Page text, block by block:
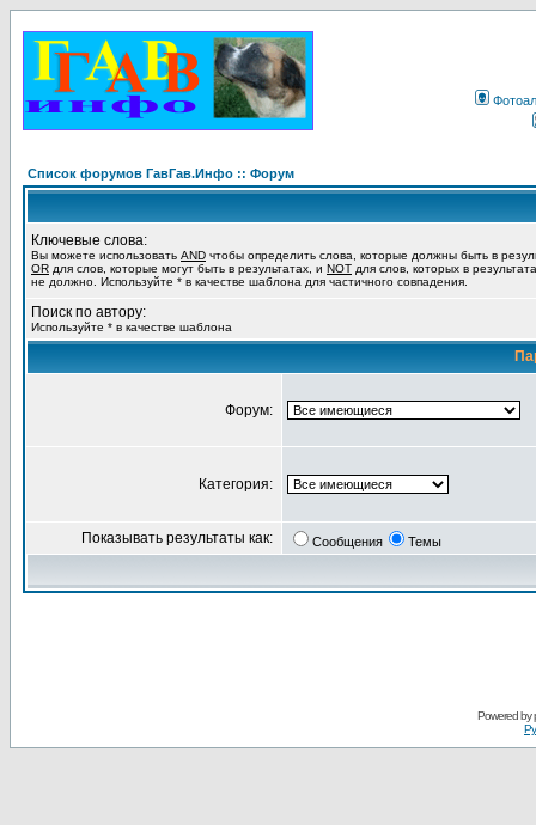
Список форумов ГавГав.Инфо :: Форум
Ключевые слова:
Вы можете использовать AND чтобы определить слова, которые должны быть в
OR для слов, которые могут быть в результатах, и NOT для слов, которых в
не должно. Используйте * в качестве шаблона для частичного совпадения.
Поиск по автору:
Используйте * в качестве шаблона
Форум:
Категория:
Показывать результаты как: Сообщения Темы
Powered by